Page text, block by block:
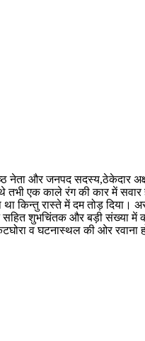
नेता और जनपद सदस्य,ठेकेदार
एक काले रंग की कार में सवार
किन्तु रास्ते में दम तोड़ दिया।
सहित शुभचिंतक और बड़ी संख्या में
व घटनास्थल की ओर रवाना